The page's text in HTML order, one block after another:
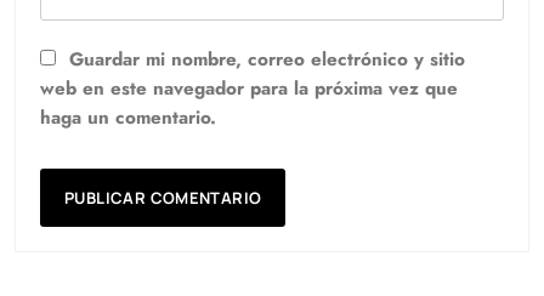
Guardar mi nombre, correo electrónico y sitio
web en este navegador para la próxima vez que
haga un comentario.